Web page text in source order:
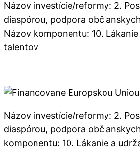
Názov investície/reformy: 2.
diaspórou, podpora
Názov komponentu: 10.
talentov
Názov investície/reformy: 2.
diaspórou, podpora
komponentu: 10. Lákanie a